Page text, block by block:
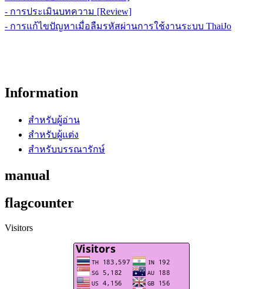
- การประเมินบทความ [Review]
- การแก้ไขปัญหาเมื่อลืมรหัสผ่านการใช้งานระบบ ThaiJo
Information
สำหรับผู้อ่าน
สำหรับผู้แต่ง
สำหรับบรรณารักษ์
manual
flagcounter
Visitors